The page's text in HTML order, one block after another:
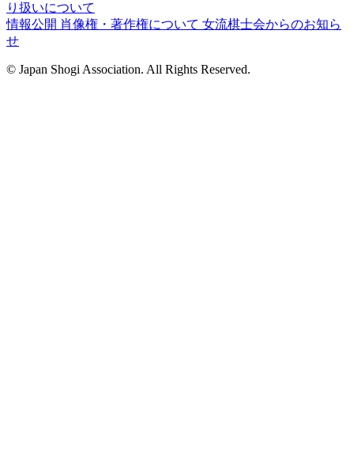
り扱いについて
情報公開 肖像権・著作権について 女流棋士会からのお知ら
せ
© Japan Shogi Association. All Rights Reserved.